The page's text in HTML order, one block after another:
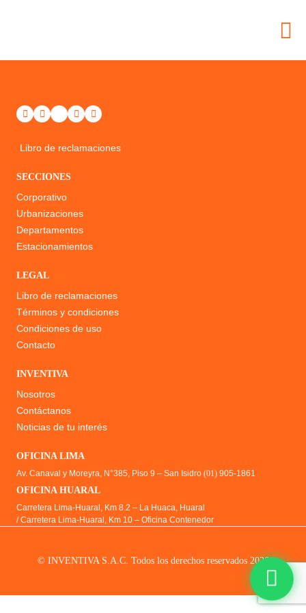
Libro de reclamaciones
SECCIONES
Corporativo
Urbanizaciones
Departamentos
Estacionamientos
LEGAL
Libro de reclamaciones
Términos y condiciones
Condiciones de uso
Contacto
INVENTIVA
Nosotros
Contáctanos
Noticias de tu interés
OFICINA LIMA
Av. Canaval y Moreyra, N°385, Piso 9 – San Isidro (01) 905-1861
OFICINA HUARAL
Carretera Lima-Huaral, Km 8.2 – La Huaca, Huaral
/ Carretera Lima-Huaral, Km 10 – Oficina Contenedor
© INVENTIVA S.A.C. Todos los derechos reservados 2026